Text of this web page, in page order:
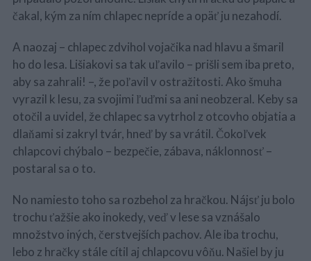
čakal, kým za ním chlapec nepríde a opäť ju nezahodí.
A naozaj – chlapec zdvihol vojačika nad hlavu a šmaril
ho do lesa. Lišiakovi sa tak uľavilo – prišli sem iba preto,
aby sa zahrali! –, že poľavil v ostražitosti. Ako šmuha
vyrazil k lesu, za svojimi ľuďmi sa ani neobzeral. Keby sa
otočil a uvidel, že chlapec sa vytrhol z otcovho objatia a
dlaňami si zakryl tvár, hneď by sa vrátil. Čokoľvek
chlapcovi chýbalo – bezpečie, zábava, náklonnosť –
postaral sa o to.
No namiesto toho sa rozbehol za hračkou. Nájsť ju bolo
trochu ťažšie ako inokedy, veď v lese sa vznášalo
množstvo iných, čerstvejších pachov. Ale iba trochu,
lebo z hračky stále cítil aj chlapcovu vôňu. Našiel by ju